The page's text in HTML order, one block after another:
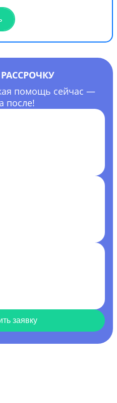
помощь сейчас —
после!
заявку